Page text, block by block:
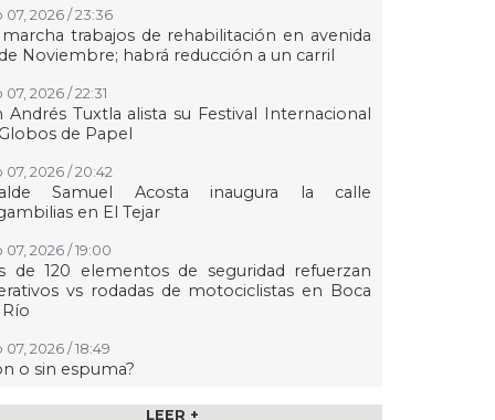
07, 2026 / 23:36
trabajos de rehabilitación en avenida
Noviembre; habrá reducción a un carril
2026 / 22:31
Andrés Tuxtla alista su Festival Internacional
de Papel
07, 2026 / 20:42
Samuel Acosta inaugura la calle
en El Tejar
07, 2026 / 19:00
de 120 elementos de seguridad refuerzan
vs rodadas de motociclistas en Boca
07, 2026 / 18:49
o sin espuma?
07, 2026 / 18:20 LEER +